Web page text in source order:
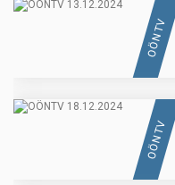
OÖN TV
OÖN TV